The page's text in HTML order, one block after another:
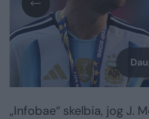
„Infobae“ skelbia, jog J.